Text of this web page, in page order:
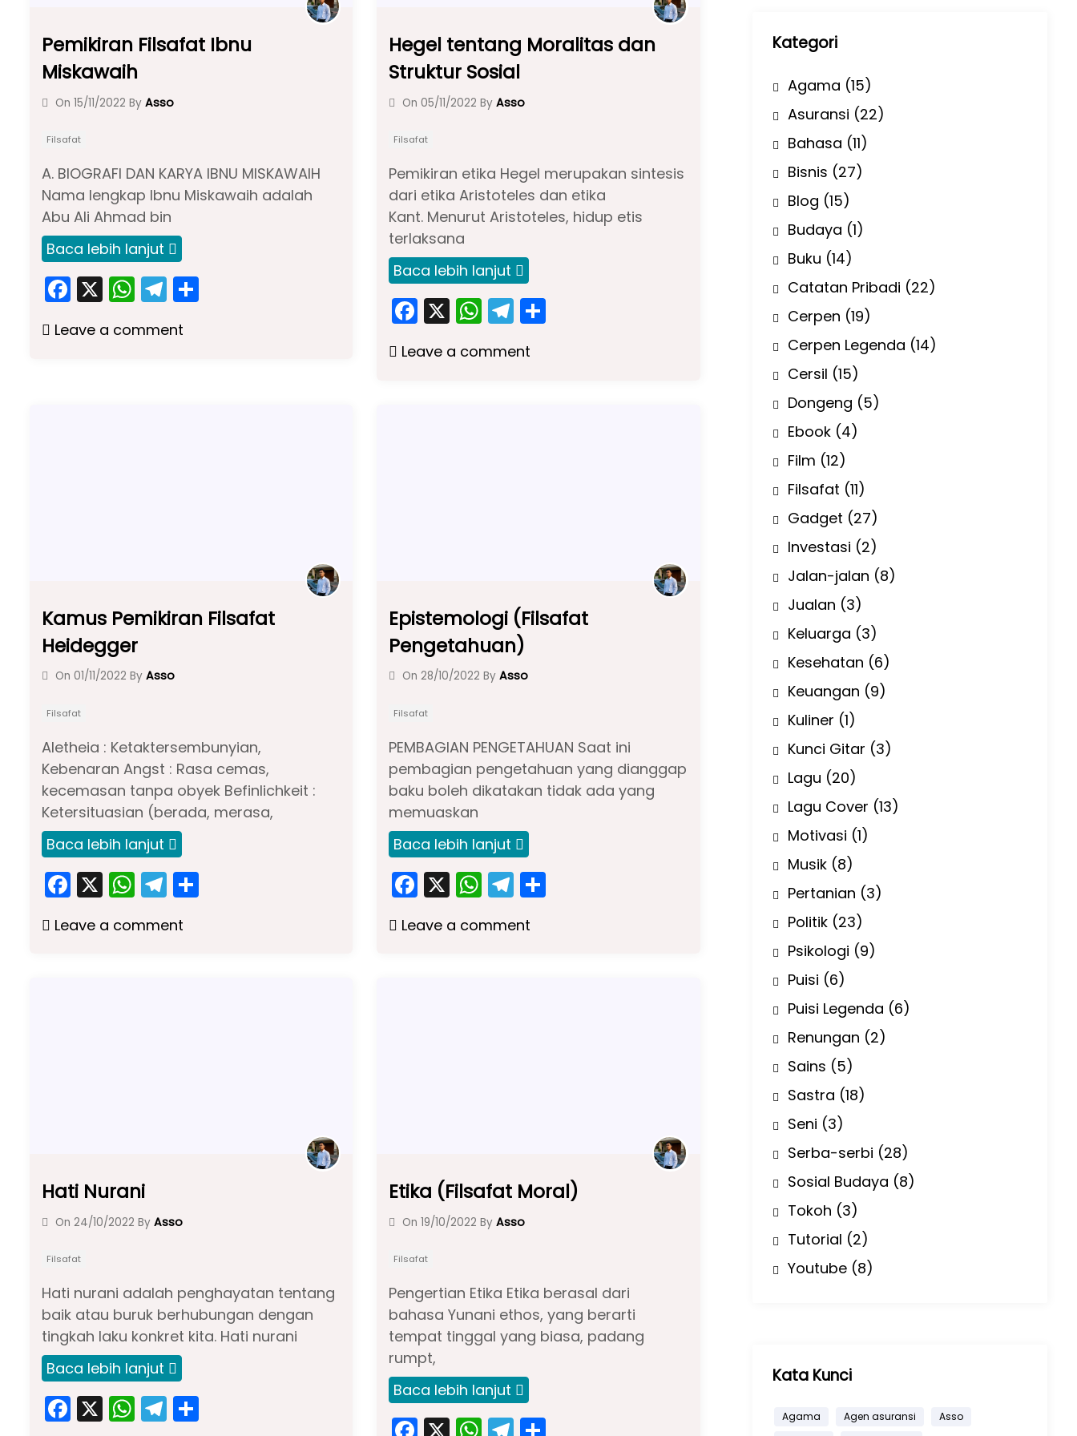
Pemikiran Filsafat Ibnu
Miskawaih
On 15/11/2022 By Asso
Filsafat
A. BIOGRAFI DAN KARYA IBNU MISKAWAIH
Nama lengkap Ibnu Miskawaih adalah
Abu Ali Ahmad bin
Baca lebih lanjut
F
a
c
X W
h
a
T
el
e
Leave a comment
Hegel tentang Moralitas dan
Struktur Sosial
On 05/11/2022 By Asso
Filsafat
Pemikiran etika Hegel merupakan sintesis
dari etika Aristoteles dan etika
Kant. Menurut Aristoteles, hidup etis
terlaksana
Baca lebih lanjut
F
a
c
X W
h
a
T
el
e
Leave a comment
Kamus Pemikiran Filsafat
Heidegger
On 01/11/2022 By Asso
Filsafat
Aletheia : Ketaktersembunyian,
Kebenaran Angst : Rasa cemas,
kecemasan tanpa obyek Befinlichkeit :
Ketersituasian (berada, merasa,
Baca lebih lanjut
F
a
c
X W
h
a
T
el
e
Leave a comment
Epistemologi (Filsafat
Pengetahuan)
On 28/10/2022 By Asso
Filsafat
PEMBAGIAN PENGETAHUAN Saat ini
pembagian pengetahuan yang dianggap
baku boleh dikatakan tidak ada yang
memuaskan
Baca lebih lanjut
F
a
c
X W
h
a
T
el
e
Leave a comment
Hati Nurani
On 24/10/2022 By Asso
Filsafat
Hati nurani adalah penghayatan tentang
baik atau buruk berhubungan dengan
tingkah laku konkret kita. Hati nurani
Baca lebih lanjut
F X W T
Etika (Filsafat Moral)
On 19/10/2022 By Asso
Filsafat
Pengertian Etika Etika berasal dari
bahasa Yunani ethos, yang berarti
tempat tinggal yang biasa, padang
rumpt,
Baca lebih lanjut
Kategori
Agama (15)
Asuransi (22)
Bahasa (11)
Bisnis (27)
Blog (15)
Budaya (1)
Buku (14)
Catatan Pribadi (22)
Cerpen (19)
Cerpen Legenda (14)
Cersil (15)
Dongeng (5)
Ebook (4)
Film (12)
Filsafat (11)
Gadget (27)
Investasi (2)
Jalan-jalan (8)
Jualan (3)
Keluarga (3)
Kesehatan (6)
Keuangan (9)
Kuliner (1)
Kunci Gitar (3)
Lagu (20)
Lagu Cover (13)
Motivasi (1)
Musik (8)
Pertanian (3)
Politik (23)
Psikologi (9)
Puisi (6)
Puisi Legenda (6)
Renungan (2)
Sains (5)
Sastra (18)
Seni (3)
Serba-serbi (28)
Sosial Budaya (8)
Tokoh (3)
Tutorial (2)
Youtube (8)
Kata Kunci
Agama Agen asuransi
Asso